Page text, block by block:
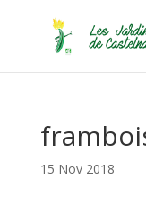
15 Nov 2018
Jardins
Anthony
Gratuit - In